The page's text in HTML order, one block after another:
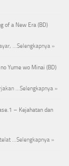
of a New Era (BD)
…Selengkapnya »
Yume wo Minai (BD)
…Selengkapnya »
– Kejahatan dan
…Selengkapnya »